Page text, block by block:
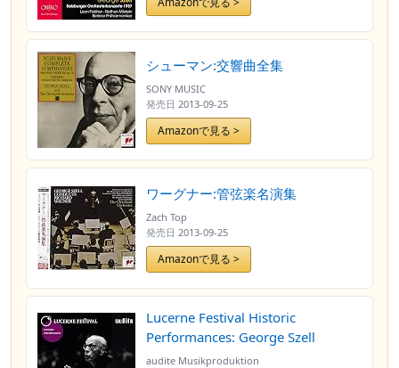
シューマン:交響曲全集
SONY MUSIC
発売日 2013-09-25
Amazonで見る >
ワーグナー:管弦楽名演集
Zach Top
発売日 2013-09-25
Amazonで見る >
Lucerne Festival Historic
Performances: George Szell
audite Musikproduktion